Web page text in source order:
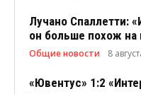
Лучано Спаллетти:
он больше похож
Общие новости 8
«Ювентус» 1:2